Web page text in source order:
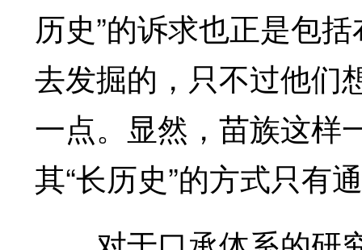
历史”的诉求也正是包
去发掘的，只不过他们
一点。显然，苗族这样
其“长历史”的方式只有